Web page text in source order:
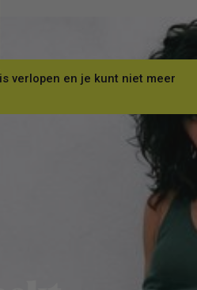
lid van ons Vacature Via
verlopen en je kunt niet meer